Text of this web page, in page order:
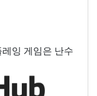
잉 게임은 난수